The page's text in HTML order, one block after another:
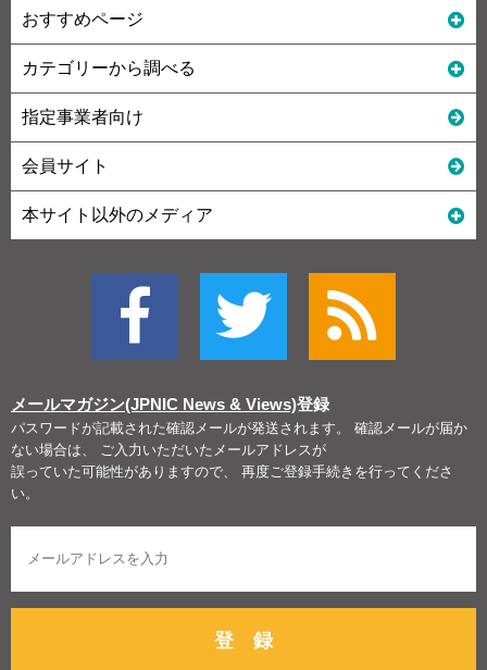
おすすめページ
カテゴリーから調べる
指定事業者向け
会員サイト
本サイト以外のメディア
メールマガジン(JPNIC News & Views)登録
パスワードが記載された確認メールが発送されます。 確認メールが届か
ない場合は、 ご入力いただいたメールアドレスが
誤っていた可能性がありますので、 再度ご登録手続きを行ってくださ
い。
登 録